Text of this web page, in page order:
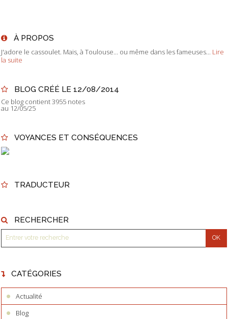
À PROPOS
J'adore le cassoulet. Mais, à Toulouse... ou même dans les fameuses...
Lire
la suite
BLOG CRÉÉ LE 12/08/2014
Ce blog contient 3955 notes
au 12/05/25
VOYANCES ET CONSÉQUENCES
TRADUCTEUR
RECHERCHER
CATÉGORIES
Actualité
Blog